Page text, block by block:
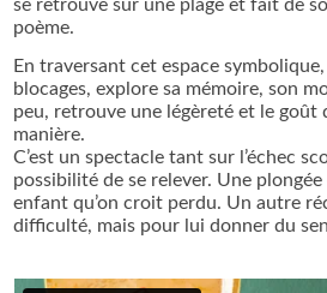
se retrouve sur une plage et fait de
poème.
En traversant cet espace
blocages, explore sa mémoire, son
peu, retrouve une légèreté et le goût
manière.
C’est un spectacle tant sur l’échec
possibilité de se relever. Une plongée
enfant qu’on croit perdu. Un autre
difficulté, mais pour lui donner du